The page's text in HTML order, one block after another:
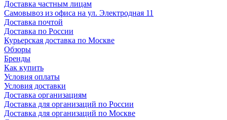
Доставка частным лицам
Самовывоз из офиса на ул. Электродная 11
Доставка почтой
Доставка по России
Курьерская доставка по Москве
Обзоры
Бренды
Как купить
Условия оплаты
Условия доставки
Доставка организациям
Доставка для организаций по России
Доставка для организаций по Москве